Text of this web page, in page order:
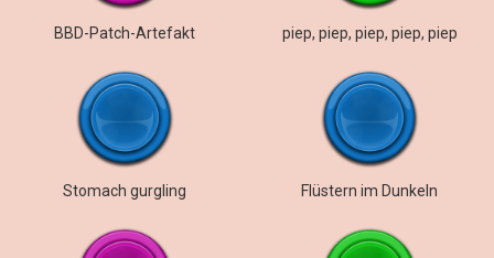
BBD-Patch-Artefakt piep, piep, piep, piep, piep
Stomach gurgling Flüstern im Dunkeln